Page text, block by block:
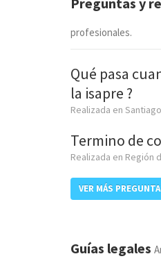
profesionales.
Qué pasa
la isapre ?
Realizada en Santiago
Termino de
Realizada en Región
VER MÁS
Guías legales